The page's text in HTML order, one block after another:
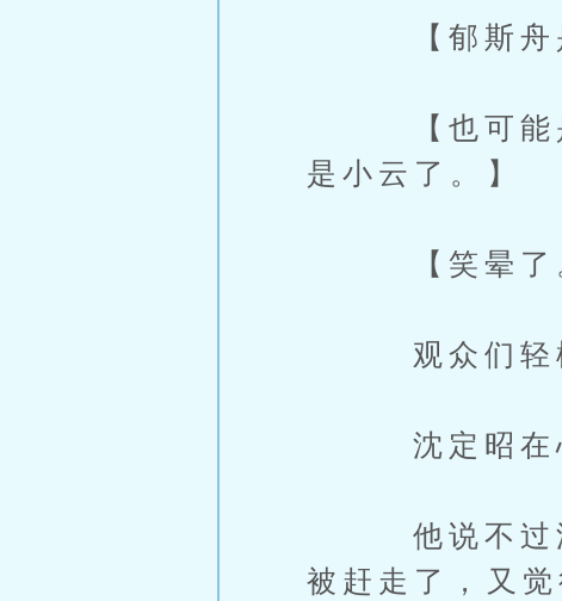
【郁斯舟是
【也可能是
是小云了。】
【笑晕了
观众们轻松
沈定昭在心
他说不过沈
被赶走了，又